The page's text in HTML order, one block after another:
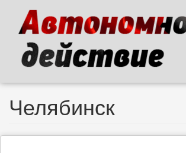
content
Челябинск